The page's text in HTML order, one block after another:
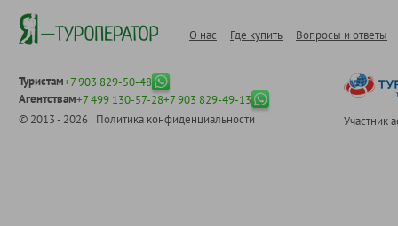
О нас Где купить Вопросы и ответы
Туристам+7 903 829-50-48
Агентствам+7 499 130-57-28+7 903 829-49-13
© 2013 - 2026 | Политика конфиденциальности Участник